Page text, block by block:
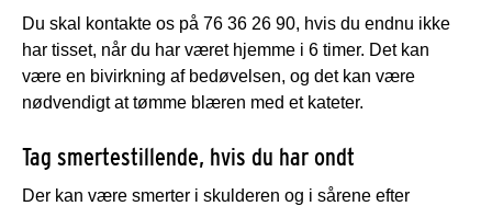
Du skal kontakte os på 76 36 26 90, hvis du endnu ikke
har tisset, når du har været hjemme i 6 timer. Det kan
være en bivirkning af bedøvelsen, og det kan være
nødvendigt at tømme blæren med et kateter.
Tag smertestillende, hvis du har ondt
Der kan være smerter i skulderen og i sårene efter